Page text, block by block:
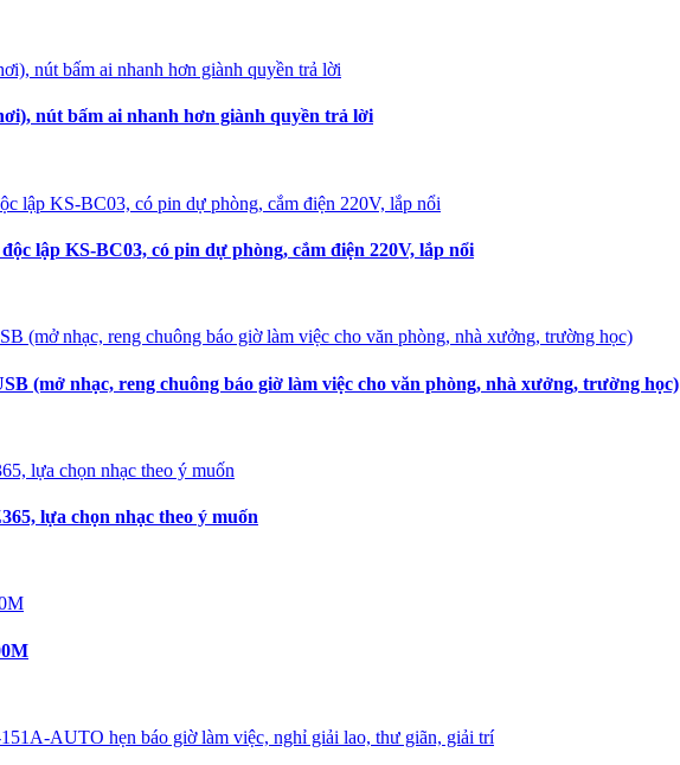
nút bấm ai nhanh hơn giành quyền trả lời
lập KS-BC03, có pin dự phòng, cắm điện 220V, lắp nổi
(mở nhạc, reng chuông báo giờ làm việc cho văn phòng, nhà xưởng, trường học)
lựa chọn nhạc theo ý muốn